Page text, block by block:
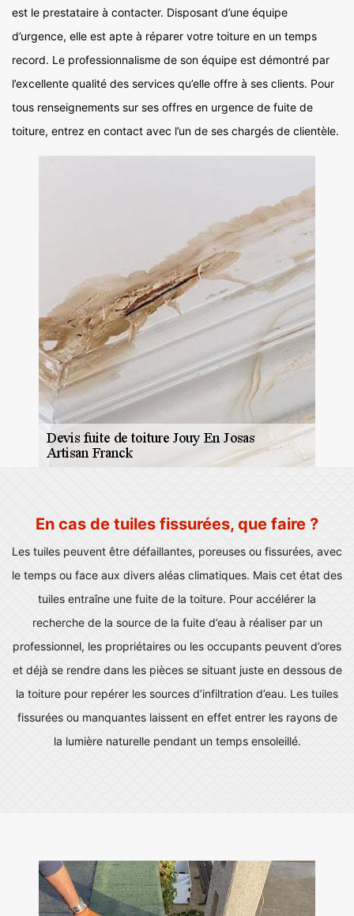
est le prestataire à contacter. Disposant d’une équipe
d’urgence, elle est apte à réparer votre toiture en un temps
record. Le professionnalisme de son équipe est démontré par
l’excellente qualité des services qu’elle offre à ses clients. Pour
tous renseignements sur ses offres en urgence de fuite de
toiture, entrez en contact avec l’un de ses chargés de clientèle.
En cas de tuiles fissurées, que faire ?
Les tuiles peuvent être défaillantes, poreuses ou fissurées, avec
le temps ou face aux divers aléas climatiques. Mais cet état des
tuiles entraîne une fuite de la toiture. Pour accélérer la
recherche de la source de la fuite d’eau à réaliser par un
professionnel, les propriétaires ou les occupants peuvent d’ores
et déjà se rendre dans les pièces se situant juste en dessous de
la toiture pour repérer les sources d’infiltration d’eau. Les tuiles
fissurées ou manquantes laissent en effet entrer les rayons de
la lumière naturelle pendant un temps ensoleillé.